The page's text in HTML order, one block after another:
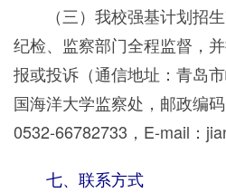
（三）我校强基计划招
纪检、监察部门全程监督，
报或投诉（通信地址：青岛
国海洋大学监察处，邮政编
0532-66782733，E-mail：
七、联系方式